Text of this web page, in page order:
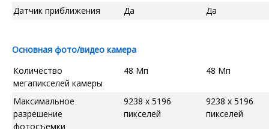
Датчик приближения Да Да
Основная фото/видео камера
Количество
мегапикселей камеры
48 Мп 48 Мп
Максимальное
разрешение
фотосъемки
9238 x 5196
пикселей
9238 x 5196
пикселей